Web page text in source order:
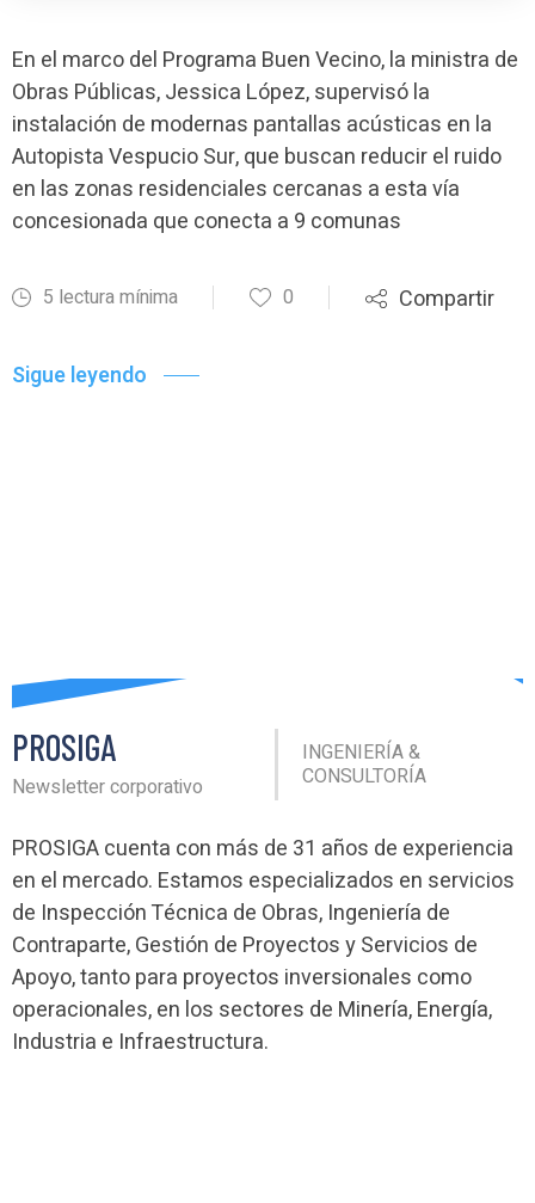
En el marco del Programa Buen Vecino, la ministra de
Obras Públicas, Jessica López, supervisó la
instalación de modernas pantallas acústicas en la
Autopista Vespucio Sur, que buscan reducir el ruido
en las zonas residenciales cercanas a esta vía
concesionada que conecta a 9 comunas
5 lectura mínima 0 Compartir
Sigue leyendo
PROSIGA
Newsletter corporativo
INGENIERÍA &
CONSULTORÍA
PROSIGA cuenta con más de 31 años de experiencia
en el mercado. Estamos especializados en servicios
de Inspección Técnica de Obras, Ingeniería de
Contraparte, Gestión de Proyectos y Servicios de
Apoyo, tanto para proyectos inversionales como
operacionales, en los sectores de Minería, Energía,
Industria e Infraestructura.